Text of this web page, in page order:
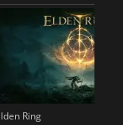
Ring